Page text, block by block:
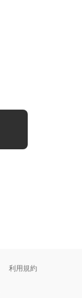
利用規約